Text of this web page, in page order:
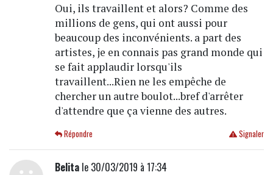
Oui, ils travaillent et alors? Comme des
millions de gens, qui ont aussi pour
beaucoup des inconvénients. a part des
artistes, je en connais pas grand monde qui
se fait applaudir lorsqu'ils
travaillent...Rien ne les empêche de
chercher un autre boulot...bref d'arrêter
d'attendre que ça vienne des autres.
Signaler
Répondre
Belitale 30/03/2019 à 17:34